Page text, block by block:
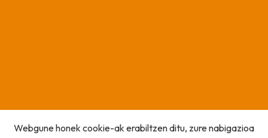
Webgune honek cookie-ak erabiltzen ditu, zure nabigazioa